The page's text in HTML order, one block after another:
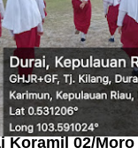
Koramil 02/Moro